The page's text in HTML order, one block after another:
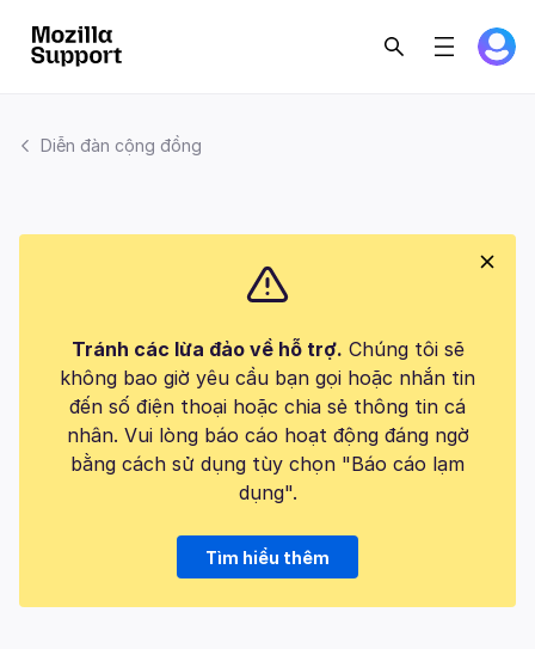
Diễn đàn cộng đồng
Tránh các lừa đảo về hỗ trợ. Chúng tôi sẽ
không bao giờ yêu cầu bạn gọi hoặc nhắn tin
đến số điện thoại hoặc chia sẻ thông tin cá
nhân. Vui lòng báo cáo hoạt động đáng ngờ
bằng cách sử dụng tùy chọn "Báo cáo lạm
dụng".
Tìm hiểu thêm